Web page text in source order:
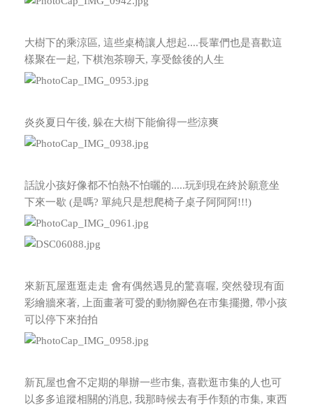
大樹下的乘涼區, 這些桌椅讓人想起....長輩們也是喜歡這
樣聚在一起, 下棋泡茶聊天, 享受餘後的人生
炎炎夏日午後, 躲在大樹下能偷得一些涼爽
話說小孩好像都不怕熱不怕曬的.....玩到現在終於願意坐
下來一歇 (是嗎? 單純只是想爬椅子桌子阿阿阿!!!)
來新瓦屋逛逛走走 會有偶然遇見的驚喜喔, 突然發現有面
彩繪牆來著, 上面畫著可愛的動物腳色在市集擺攤, 帶小孩
可以停下來拍拍
新瓦屋也會不定期的舉辦一些市集, 喜歡逛市集的人也可
以多多追蹤相關的消息, 我那時候去有手作類的市集, 東西